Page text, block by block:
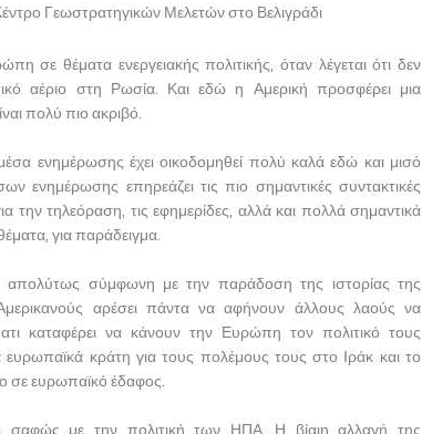
Γεωστρατηγικών Μελετών στο Βελιγράδι
σε θέματα ενεργειακής πολιτικής, όταν λέγεται ότι δεν
αέριο στη Ρωσία. Και εδώ η Αμερική προσφέρει μια
πολύ πιο ακριβό.
ενημέρωσης έχει οικοδομηθεί πολύ καλά εδώ και μισό
ενημέρωσης επηρεάζει τις πιο σημαντικές συντακτικές
τηλεόραση, τις εφημερίδες, αλλά και πολλά σημαντικά
για παράδειγμα.
απολύτως σύμφωνη με την παράδοση της ιστορίας της
αρέσει πάντα να αφήνουν άλλους λαούς να
καταφέρει να κάνουν την Ευρώπη τον πολιτικό τους
κράτη για τους πολέμους τους στο Ιράκ και το
σε ευρωπαϊκό έδαφος.
σαφώς με την πολιτική των ΗΠΑ. Η βίαιη αλλαγή της